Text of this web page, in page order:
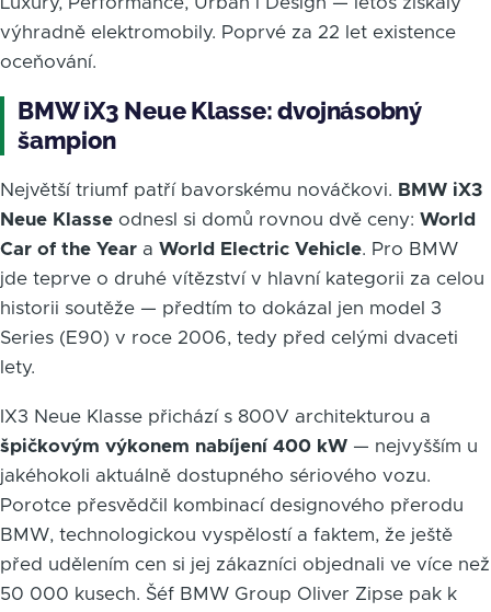
výhradně elektromobily. Poprvé za 22 let existence
oceňování.
BMW iX3 Neue Klasse: dvojnásobný
šampion
Největší triumf patří bavorskému nováčkovi. BMW iX3
Neue Klasse odnesl si domů rovnou dvě ceny: World
Car of the Year a World Electric Vehicle. Pro BMW
jde teprve o druhé vítězství v hlavní kategorii za celou
historii soutěže — předtím to dokázal jen model 3
Series (E90) v roce 2006, tedy před celými dvaceti
lety.
IX3 Neue Klasse přichází s 800V architekturou a
špičkovým výkonem nabíjení 400 kW — nejvyšším u
jakéhokoli aktuálně dostupného sériového vozu.
Porotce přesvědčil kombinací designového přerodu
BMW, technologickou vyspělostí a faktem, že ještě
před udělením cen si jej zákazníci objednali ve více než
50 000 kusech. Šéf BMW Group Oliver Zipse pak k